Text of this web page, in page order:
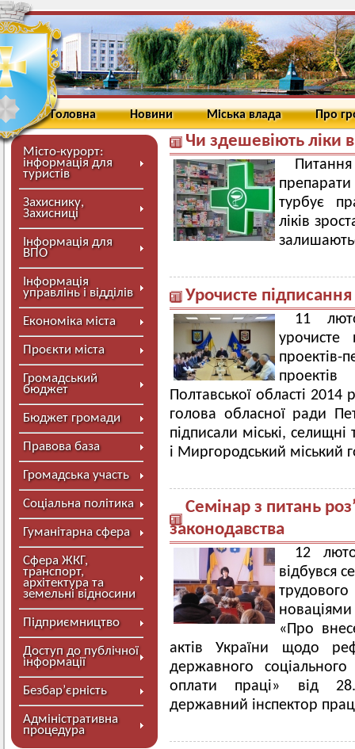
Головна Новини Міська влада Про
Місто-курорт:
інформація для
туристів
Захиснику,
Захисниці
Інформація для
ВПО
Інформація
управлінь і відділів
Економіка міста
Проєкти міста
Громадський
бюджет
Бюджет громади
Правова база
Громадська участь
Соціальна політика
Гуманітарна сфера
Сфера ЖКГ,
транспорт,
архітектура та
земельні відносини
Підприємництво
Доступ до публічної
інформації
Безбар’єрність
Адміністративна
процедура
Чи здешевіють ліки
турбує
ліків
Урочисте підписання
11
урочисте
проектів
Полтавської області 2014
голова обласної ради
підписали міські, селищні
і Миргородський міський
Семінар з питань
законодавства
12
відбувся
«Про
актів України щодо
державного соціального
оплати праці» від
державний інспектор